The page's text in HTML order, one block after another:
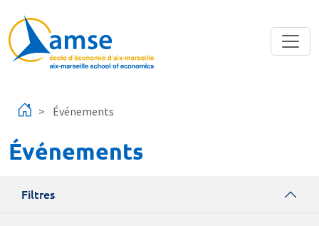
Événements
Événements
Filtres